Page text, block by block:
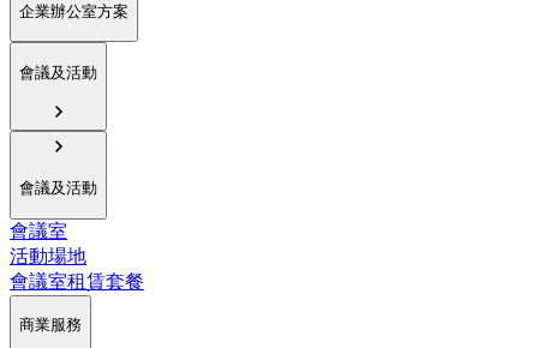
企業辦公室方案
會議及活動
會議及活動
會議室
活動場地
會議室租賃套餐
商業服務